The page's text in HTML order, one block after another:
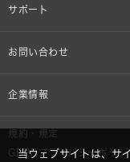
設備音響機器
半導体レーザー応用製品
サポート
個人向け製品サポート
お問い合わせ
その他、メディア 取材関
企業情報
株式会社オーディオテクニ
規約・規定
GDPRプライバシーポリ
当ウェブサイトは、サ